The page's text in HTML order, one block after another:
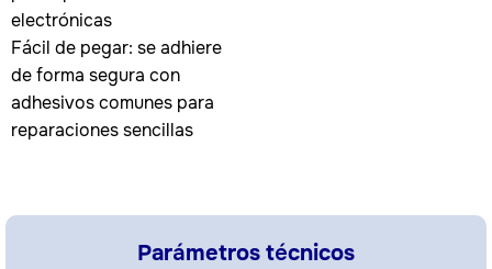
electrónicas
Fácil de pegar: se adhiere
de forma segura con
adhesivos comunes para
reparaciones sencillas
Parámetros técnicos